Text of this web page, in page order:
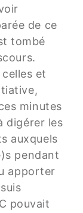
de ce
tombé
et
minutes
digérer les
auxquels
pendant
apporter
pouvait